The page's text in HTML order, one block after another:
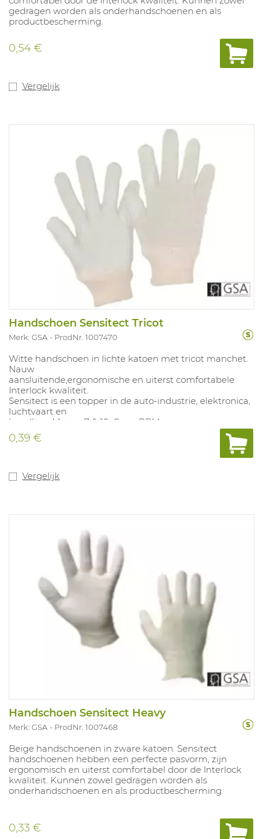
gedragen worden als onderhandschoenen en als
productbescherming.
0,54 €
Vergelijk
Handschoen Sensitect Tricot
Merk: GSA ProdNr. 1007470
Witte handschoen in lichte katoen met tricot manchet.
Nauw
aansluitende,ergonomische en uiterst comfortabele
Interlock kwaliteit.
Sensitect is een topper in de auto-industrie, elektronica,
luchtvaart en
handling. Maten: 7 & 10. Geen PBM.
0,39 €
Vergelijk
Handschoen Sensitect Heavy
Merk: GSA ProdNr. 1007468
Beige handschoenen in zware katoen. Sensitect
handschoenen hebben een perfecte pasvorm, zijn
ergonomisch en uiterst comfortabel door de Interlock
kwaliteit. Kunnen zowel gedragen worden als
onderhandschoenen en als productbescherming.
0,33 €